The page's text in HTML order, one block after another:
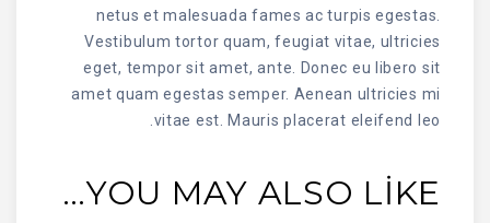
netus et malesuada fames ac turpis egestas.
Vestibulum tortor quam, feugiat vitae, ultricies
eget, tempor sit amet, ante. Donec eu libero sit
amet quam egestas semper. Aenean ultricies mi
vitae est. Mauris placerat eleifend leo.
YOU MAY ALSO LIKE…